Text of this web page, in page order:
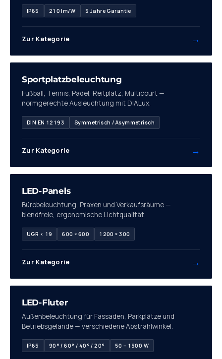
IP65 210 lm/W 5 Jahre Garantie
Zur Kategorie →
02
Sportplatzbeleuchtung
Fußball, Tennis, Padel, Reitplatz, Multicourt —
normgerechte Ausleuchtung mit DIALux.
DIN EN 12193 Symmetrisch / Asymmetrisch
Zur Kategorie →
03
LED-Panels
Bürobeleuchtung, Praxen und Verkaufsräume —
blendfreie, ergonomische Lichtqualität.
UGR < 19 600 × 600 1200 × 300
Zur Kategorie →
04
LED-Fluter
Außenbeleuchtung für Fassaden, Parkplätze und
Betriebsgelände — verschiedene Abstrahlwinkel.
IP65 90° / 60° / 40° / 20° 50 – 1500 W